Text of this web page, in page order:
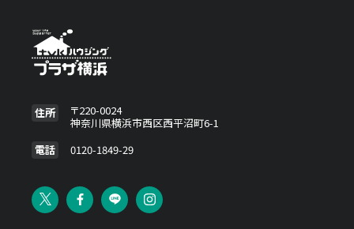
住所
〒220-0024
神奈川県横浜市西区西平沼町6-1
電話
0120-1849-29